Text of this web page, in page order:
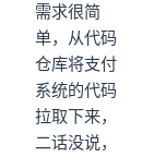
需求很简
单，从代码
仓库将支付
系统的代码
拉取下来，
二话没说，